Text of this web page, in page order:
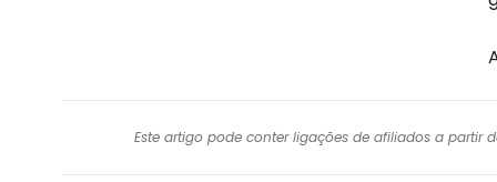
Este artigo pode conter ligações de afiliados a partir